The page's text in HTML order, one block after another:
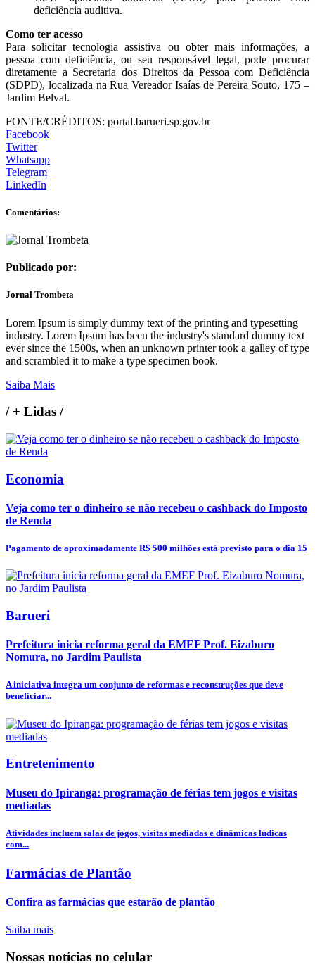
deficiência auditiva.
Como ter acesso
Para solicitar tecnologia assistiva ou obter mais informações, a
pessoa com deficiência, ou seu responsável legal, pode procurar
diretamente a Secretaria dos Direitos da Pessoa com Deficiência
(SDPD), localizada na Rua Vereador Isaías de Pereira Souto, 175 –
Jardim Belval.
FONTE/CRÉDITOS: portal.barueri.sp.gov.br
Facebook
Twitter
Whatsapp
Telegram
LinkedIn
Comentários:
Publicado por:
Jornal Trombeta
Lorem Ipsum is simply dummy text of the printing and typesetting
industry. Lorem Ipsum has been the industry's standard dummy text
ever since the 1500s, when an unknown printer took a galley of type
and scrambled it to make a type specimen book.
Saiba Mais
/+ Lidas /
Economia
Veja como ter o dinheiro se não recebeu o cashback do Imposto
de Renda
Pagamento de aproximadamente R$ 500 milhões está previsto para o dia 15
Barueri
Prefeitura inicia reforma geral da EMEF Prof. Eizaburo
Nomura, no Jardim Paulista
A iniciativa integra um conjunto de reformas e reconstruções que deve
beneficiar...
Entretenimento
Museu do Ipiranga: programação de férias tem jogos e visitas
mediadas
Atividades incluem salas de jogos, visitas mediadas e dinâmicas lúdicas
com...
Farmácias de Plantão
Confira as farmácias que estarão de plantão
Saiba mais
Nossas notícias no celular